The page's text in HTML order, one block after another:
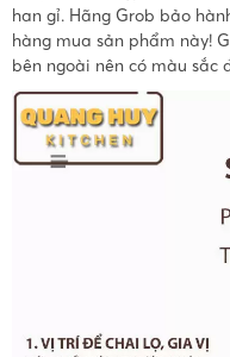
han gỉ. Hãng Grob bảo
hàng mua sản phẩm này!
bên ngoài nên có màu sắc